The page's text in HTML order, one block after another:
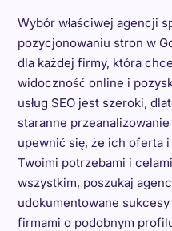
Wybór właściwej agencji
pozycjonowaniu stron w
dla każdej firmy, która
widoczność online i
usług SEO jest szeroki,
staranne
upewnić się, że ich oferta
Twoimi potrzebami i
wszystkim, poszukaj
udokumentowane
firmami o podobnym